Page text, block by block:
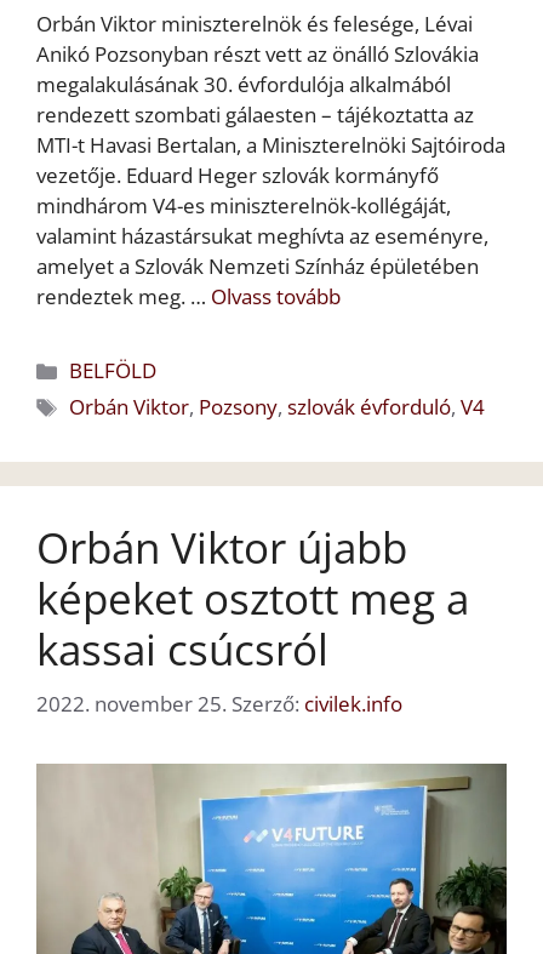
Orbán Viktor miniszterelnök és felesége, Lévai
Anikó Pozsonyban részt vett az önálló Szlovákia
megalakulásának 30. évfordulója alkalmából
rendezett szombati gálaesten – tájékoztatta az
MTI-t Havasi Bertalan, a Miniszterelnöki Sajtóiroda
vezetője. Eduard Heger szlovák kormányfő
mindhárom V4-es miniszterelnök-kollégáját,
valamint házastársukat meghívta az eseményre,
amelyet a Szlovák Nemzeti Színház épületében
rendeztek meg. … Olvass tovább
Kategória
BELFÖLD
Címkék
Orbán Viktor, Pozsony,szlovák évforduló,V4
Orbán Viktor újabb
képeket osztott meg a
kassai csúcsról
2022. november 25. Szerző: civilek.info